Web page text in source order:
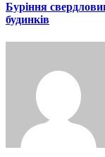
Буріння
будинків